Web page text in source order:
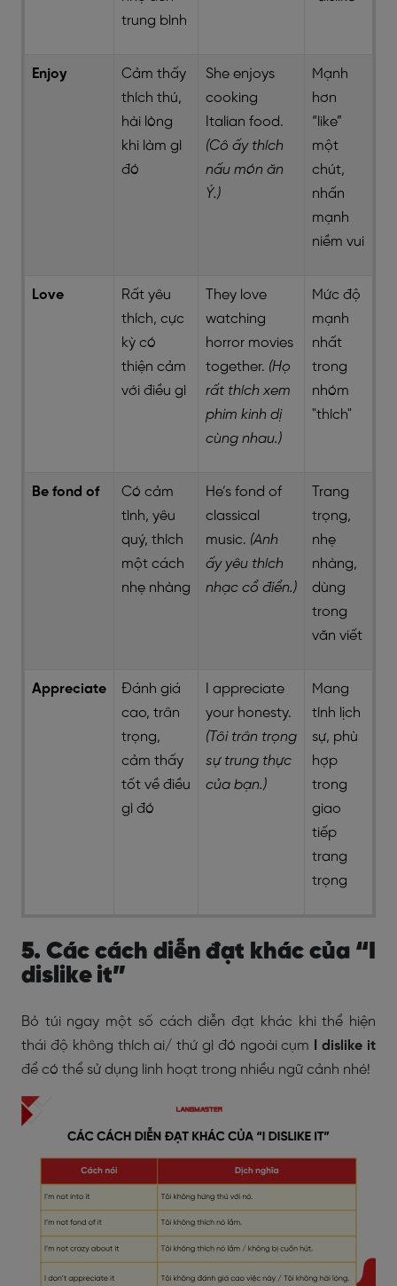
trung bình
Enjoy
Cảm thấy
thích thú,
hài lòng
khi làm gì
đó
She enjoys
cooking
Italian food.
(Cô ấy thích
nấu món ăn
Ý.)
Mạnh
hơn
“like”
một
chút,
nhấn
mạnh
niềm vui
Love
Rất yêu
thích, cực
kỳ có
thiện cảm
với điều gì
They love
watching
horror movies
together. (Họ
rất thích xem
phim kinh dị
cùng nhau.)
Mức độ
mạnh
nhất
trong
nhóm
"thích"
Be fond of
Có cảm
tình, yêu
quý, thích
một cách
nhẹ nhàng
He’s fond of
classical
music. (Anh
ấy yêu thích
nhạc cổ điển.)
Trang
trọng,
nhẹ
nhàng,
dùng
trong
văn viết
Appreciate
Đánh giá
cao, trân
trọng,
cảm thấy
tốt về điều
gì đó
I appreciate
your honesty.
(Tôi trân trọng
sự trung thực
của bạn.)
Mang
tính lịch
sự, phù
hợp
trong
giao
tiếp
trang
trọng
5. Các cách diễn đạt khác của “I
dislike it”
Bỏ túi ngay một số cách diễn đạt khác khi thể hiện
thái độ không thích ai/ thứ gì đó ngoài cụm
I dislike it
để có thể sử dụng linh hoạt trong nhiều ngữ cảnh nhé!